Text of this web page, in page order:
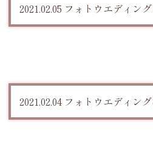
2021.02.05 フォトウエディン
2021.02.04 フォトウエディン